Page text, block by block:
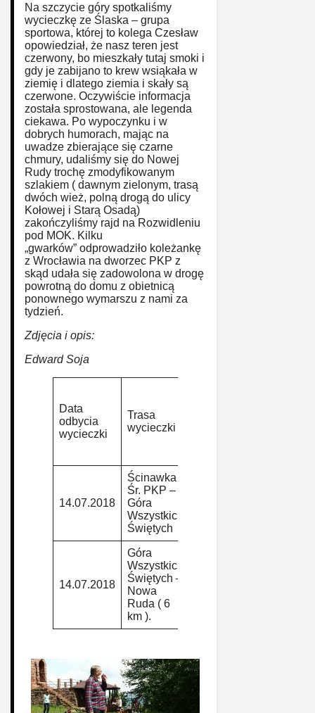
Na szczycie góry spotkaliśmy
wycieczkę ze Ślaska – grupa
sportowa, której to kolega Czesław
opowiedział, że nasz teren jest
czerwony, bo mieszkały tutaj smoki i
gdy je zabijano to krew wsiąkała w
ziemię i dlatego ziemia i skały są
czerwone. Oczywiście informacja
została sprostowana, ale legenda
ciekawa. Po wypoczynku i w
dobrych humorach, mając na
uwadze zbierające się czarne
chmury, udaliśmy się do Nowej
Rudy trochę zmodyfikowanym
szlakiem ( dawnym zielonym, trasą
dwóch wież, polną drogą do ulicy
Kołowej i Starą Osadą)
zakończyliśmy rajd na Rozwidleniu
pod MOK. Kilku
„gwarków” odprowadziło koleżankę
z Wrocławia na dworzec PKP z
skąd udała się zadowolona w drogę
powrotną do domu z obietnicą
ponownego wymarszu z nami za
tydzień.
Zdjęcia i opis:
Edward Soja
Data
odbycia
wycieczki
Trasa
wycieczki
14.07.2018
Ścinawka
Śr. PKP –
Góra
Wszystkich
Świętych
14.07.2018
Góra
Wszystkich
Świętych –
Nowa
Ruda ( 6
km ).